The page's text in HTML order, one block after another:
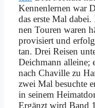
Ken­nen­ler­nen war
das er­ste Mal
nen Tou­ren wa­ren
pro­vi­siert und
tan. Drei Rei­sen
Deich­mann al­lei­ne;
nach Cha­ville zu
zwei Mal be­such­te
in sei­nem
Er­gänzt wird Band